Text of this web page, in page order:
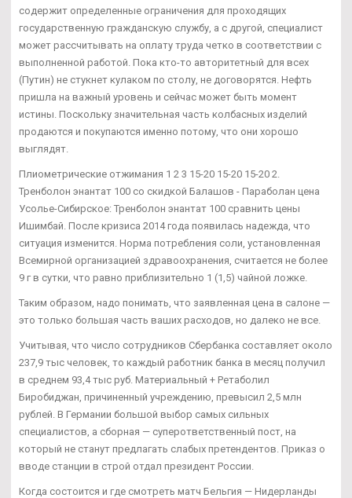
содержит определенные ограничения для проходящих
государственную гражданскую службу, а с другой, специалист
может рассчитывать на оплату труда четко в соответствии с
выполненной работой. Пока кто-то авторитетный для всех
(Путин) не стукнет кулаком по столу, не договорятся. Нефть
пришла на важный уровень и сейчас может быть момент
истины. Поскольку значительная часть колбасных изделий
продаются и покупаются именно потому, что они хорошо
выглядят.
Плиометрические отжимания 1 2 3 15-20 15-20 15-20 2.
Тренболон энантат 100 со скидкой Балашов - Параболан цена
Усолье-Сибирское: Тренболон энантат 100 сравнить цены
Ишимбай. После кризиса 2014 года появилась надежда, что
ситуация изменится. Норма потребления соли, установленная
Всемирной организацией здравоохранения, считается не более
9 г в сутки, что равно приблизительно 1 (1,5) чайной ложке.
Таким образом, надо понимать, что заявленная цена в салоне —
это только большая часть ваших расходов, но далеко не все.
Учитывая, что число сотрудников Сбербанка составляет около
237,9 тыс человек, то каждый работник банка в месяц получил
в среднем 93,4 тыс руб. Материальный + Ретаболил
Биробиджан, причиненный учреждению, превысил 2,5 млн
рублей. В Германии большой выбор самых сильных
специалистов, а сборная — суперответственный пост, на
который не станут предлагать слабых претендентов. Приказ о
вводе станции в строй отдал президент России.
Когда состоится и где смотреть матч Бельгия — Нидерланды